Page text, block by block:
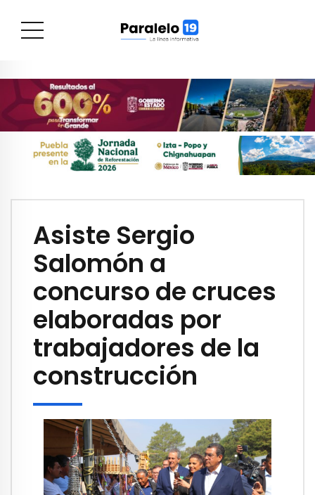
Asiste Sergio
Salomón a
concurso de cruces
elaboradas por
trabajadores de la
construcción